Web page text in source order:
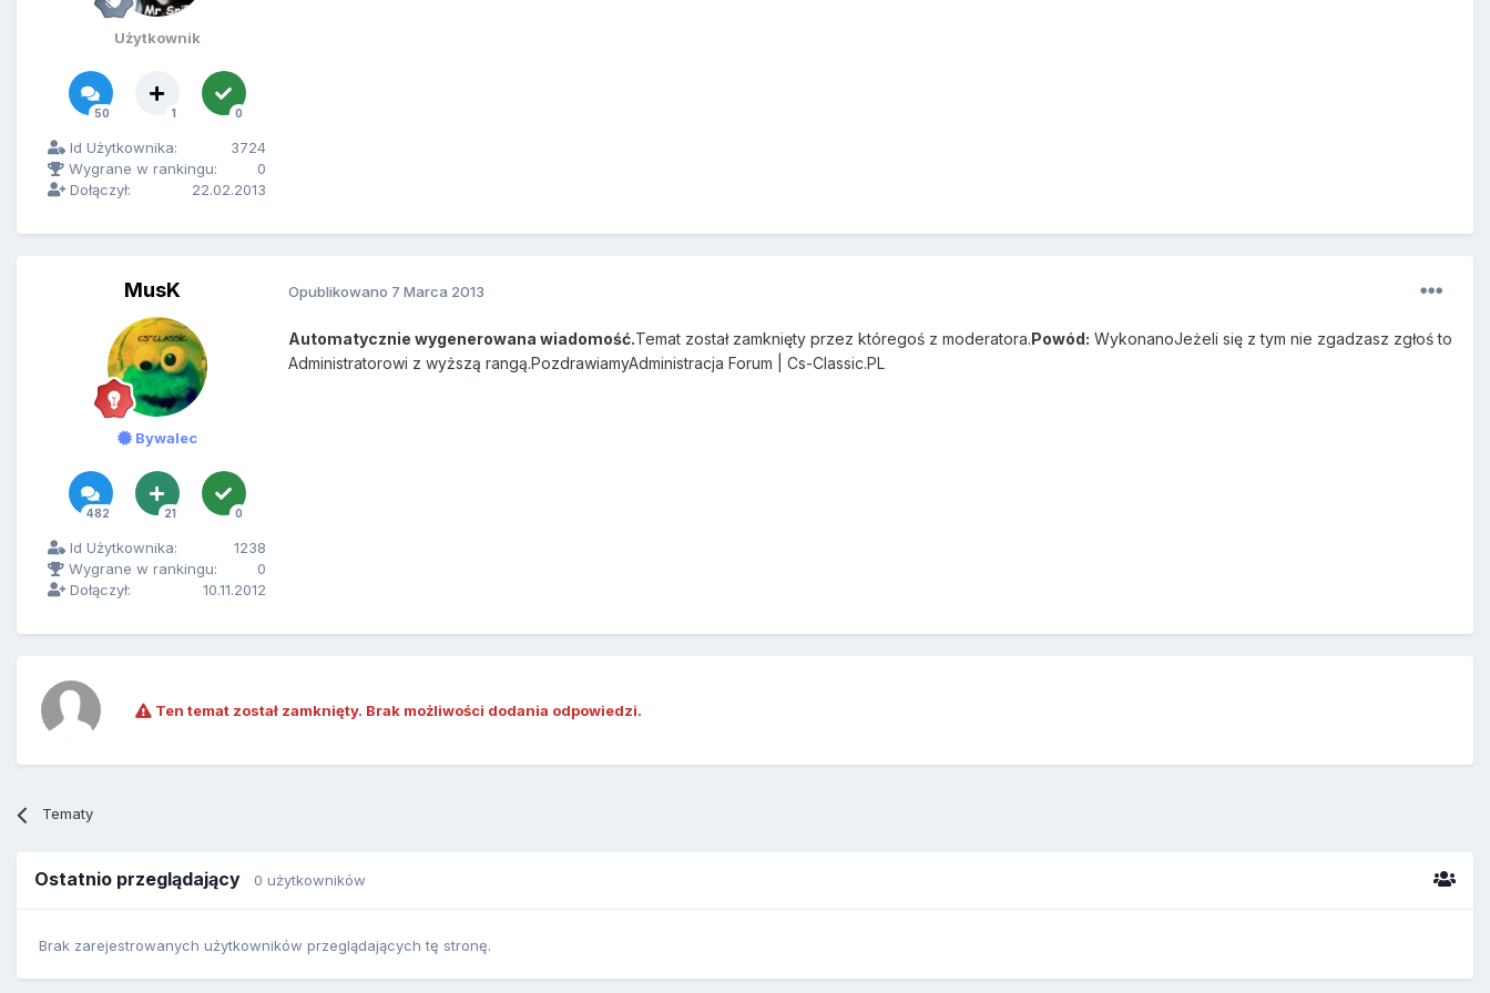
Użytkownik
50 1 0
Id Użytkownika:
3724
Wygrane w rankingu:
0
Dołączył:
22.02.2013
MusK
Bywalec
482 21 0
Id Użytkownika:
1238
Wygrane w rankingu:
0
Dołączył:
10.11.2012
Opublikowano 7 Marca 2013
Automatycznie wygenerowana wiadomość.Temat został zamknięty przez któregoś z moderatora.Powód: WykonanoJeżeli się z tym nie zgadzasz zgłoś to
Administratorowi z wyższą rangą.PozdrawiamyAdministracja Forum | Cs-Classic.PL
Ten temat został zamknięty. Brak możliwości dodania odpowiedzi.
Tematy
Ostatnio przeglądający 0 użytkowników
Brak zarejestrowanych użytkowników przeglądających tę stronę.